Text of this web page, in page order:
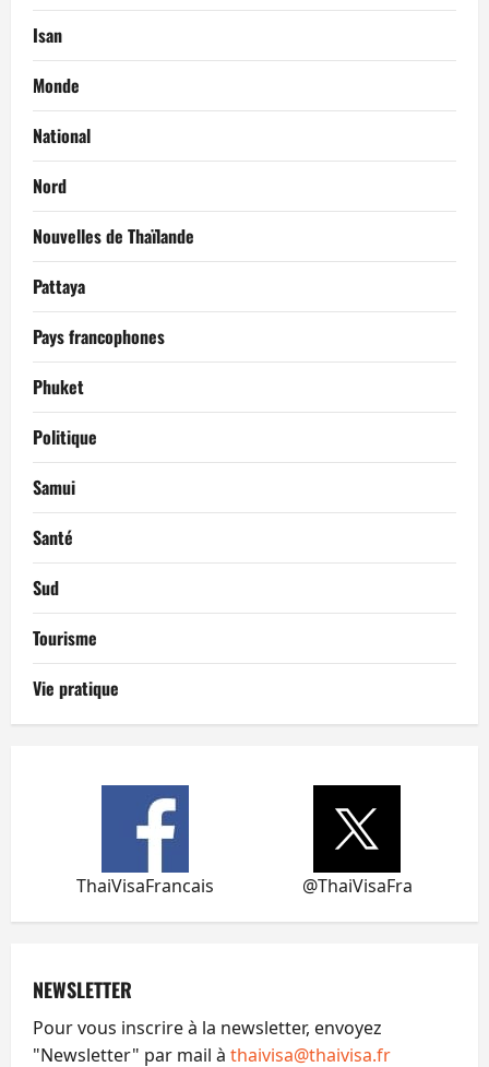
Isan
Monde
National
Nord
Nouvelles de Thaïlande
Pattaya
Pays francophones
Phuket
Politique
Samui
Santé
Sud
Tourisme
Vie pratique
ThaiVisaFrancais @ThaiVisaFra
NEWSLETTER
Pour vous inscrire à la newsletter, envoyez
"Newsletter" par mail à thaivisa@thaivisa.fr